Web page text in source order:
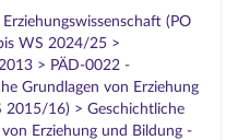
(PO
WS 2024/25 >
> PÄD-0022 -
Grundlagen von Erziehung
2015/16) > Geschichtliche
Erziehung und Bildung -